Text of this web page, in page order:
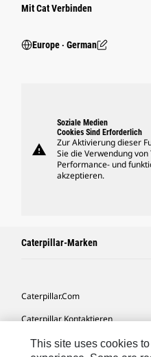
Mit Cat Verbinden
Europe ‧ German
warning
Soziale Medien
Cookies Sind Erforderlich
Zur Aktivierung dieser
Sie die Verwendung
Performance- und
akzeptieren.
Caterpillar-Marken
Caterpillar.com
Caterpillar Kontaktieren
Meine Marketing-Präferenzen
This site uses cookies